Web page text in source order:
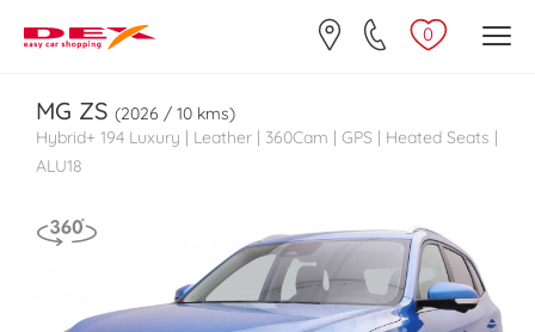
0
MG ZS (2026 / 10 kms)
Hybrid+ 194 Luxury | Leather | 360Cam | GPS | Heated Seats |
ALU18